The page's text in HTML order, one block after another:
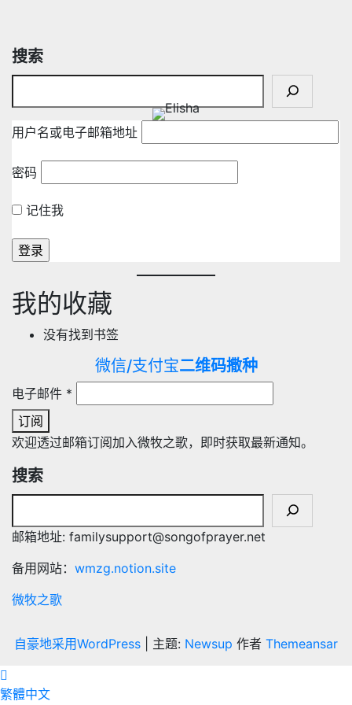
搜索
用户名或电子邮箱地址
密码
记住我
我的收藏
没有找到书签
微信/支付宝二维码撒种
电子邮件 *
订阅
欢迎透过邮箱订阅加入微牧之歌，即时获取最新通知。
搜索
邮箱地址: familysupport@songofprayer.net
备用网站： wmzg.notion.site
微牧之歌
自豪地采用WordPress 主题: Newsup 作者 Themeansar
繁體中文